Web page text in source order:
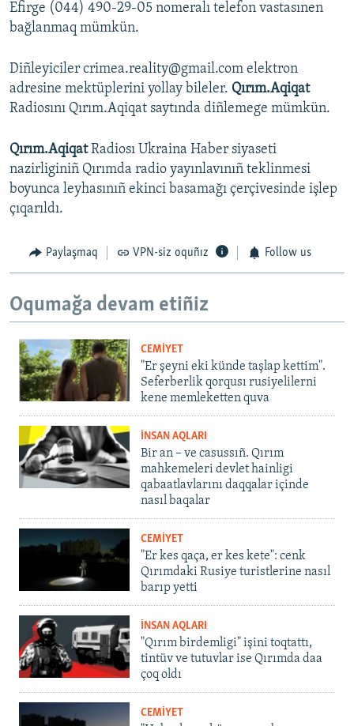
Efirge (044) 490-29-05 nomeralı telefon vastasınen
bağlanmaq mümkün.
Diñleyiciler crimea.reality@gmail.com elektron
adresine mektüplerini yollay bileler. Qırım.Aqiqat
Radiosını Qırım.Aqiqat saytında diñlemege mümkün.
Qırım.AqiqatRadiosı Ukraina Haber siyaseti
nazirliginiñ Qırımda radio yayınlavınıñ teklinmesi
boyunca leyhasınıñ ekinci basamağı çerçivesinde işlep
çıqarıldı.
Paylaşmaq VPN-siz oquñız Follow us
Oqumağa devam etiñiz
CEMİYET
"Er şeyni eki künde taşlap kettim".
Seferberlik qorqusı rusiyelilerni
kene memleketten quva
İNSAN AQLARI
Bir an – ve casussıñ. Qırım
mahkemeleri devlet hainligi
qabaatlavlarını daqqalar içinde
nasıl baqalar
CEMİYET
"Er kes qaça, er kes kete": cenk
Qırımdaki Rusiye turistlerine nasıl
barıp yetti
İNSAN AQLARI
"Qırım birdemligi" işini toqtattı,
tintüv ve tutuvlar ise Qırımda daa
çoq oldı
CEMİYET